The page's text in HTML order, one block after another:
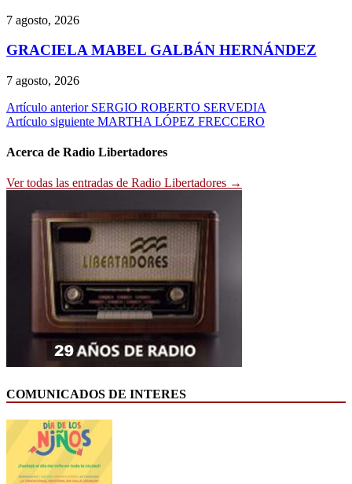
7 agosto, 2026
GRACIELA MABEL GALBÁN HERNÁNDEZ
7 agosto, 2026
Navegación
de
entradas
Artículo anterior SERGIO ROBERTO SERVEDIA
Artículo siguiente MARTHA LÓPEZ FRECCERO
Acerca de Radio Libertadores
Ver todas las entradas de Radio Libertadores →
COMUNICADOS DE INTERES